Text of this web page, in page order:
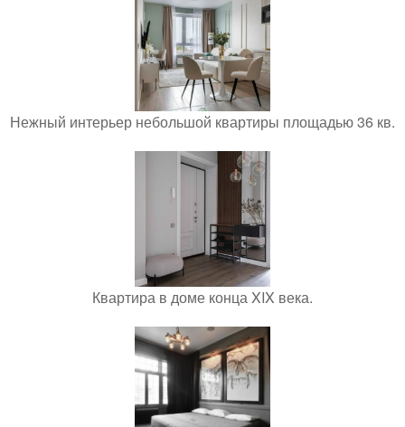
Нежный интерьер небольшой квартиры площадью 36 кв.
Квартира в доме конца XIX века.